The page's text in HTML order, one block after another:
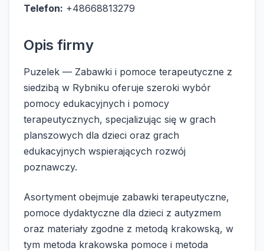
Telefon: +48668813279
Opis firmy
Puzelek — Zabawki i pomoce terapeutyczne z
siedzibą w Rybniku oferuje szeroki wybór
pomocy edukacyjnych i pomocy
terapeutycznych, specjalizując się w grach
planszowych dla dzieci oraz grach
edukacyjnych wspierających rozwój
poznawczy.
Asortyment obejmuje zabawki terapeutyczne,
pomoce dydaktyczne dla dzieci z autyzmem
oraz materiały zgodne z metodą krakowską, w
tym metoda krakowska pomoce i metoda